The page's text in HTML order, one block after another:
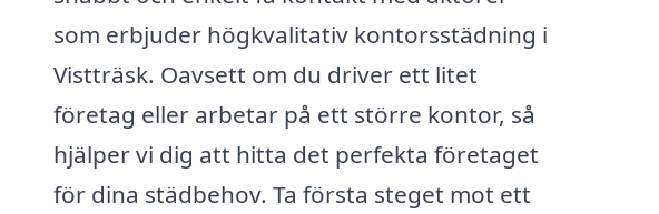
som erbjuder högkvalitativ kontorsstädning i
Vistträsk. Oavsett om du driver ett litet
företag eller arbetar på ett större kontor, så
hjälper vi dig att hitta det perfekta företaget
för dina städbehov. Ta första steget mot ett